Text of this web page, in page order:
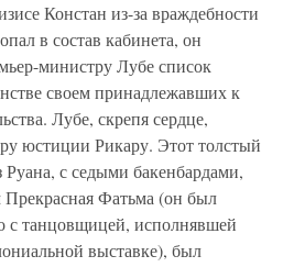
Констан из-за враждебности
в состав кабинета, он
министру Лубе список
своем принадлежавших к
Лубе, скрепя сердце,
юстиции Рикару. Этот толстый
с седыми бакенбардами,
Фатьма (он был
с танцовщицей, исполнявшей
выставке), был